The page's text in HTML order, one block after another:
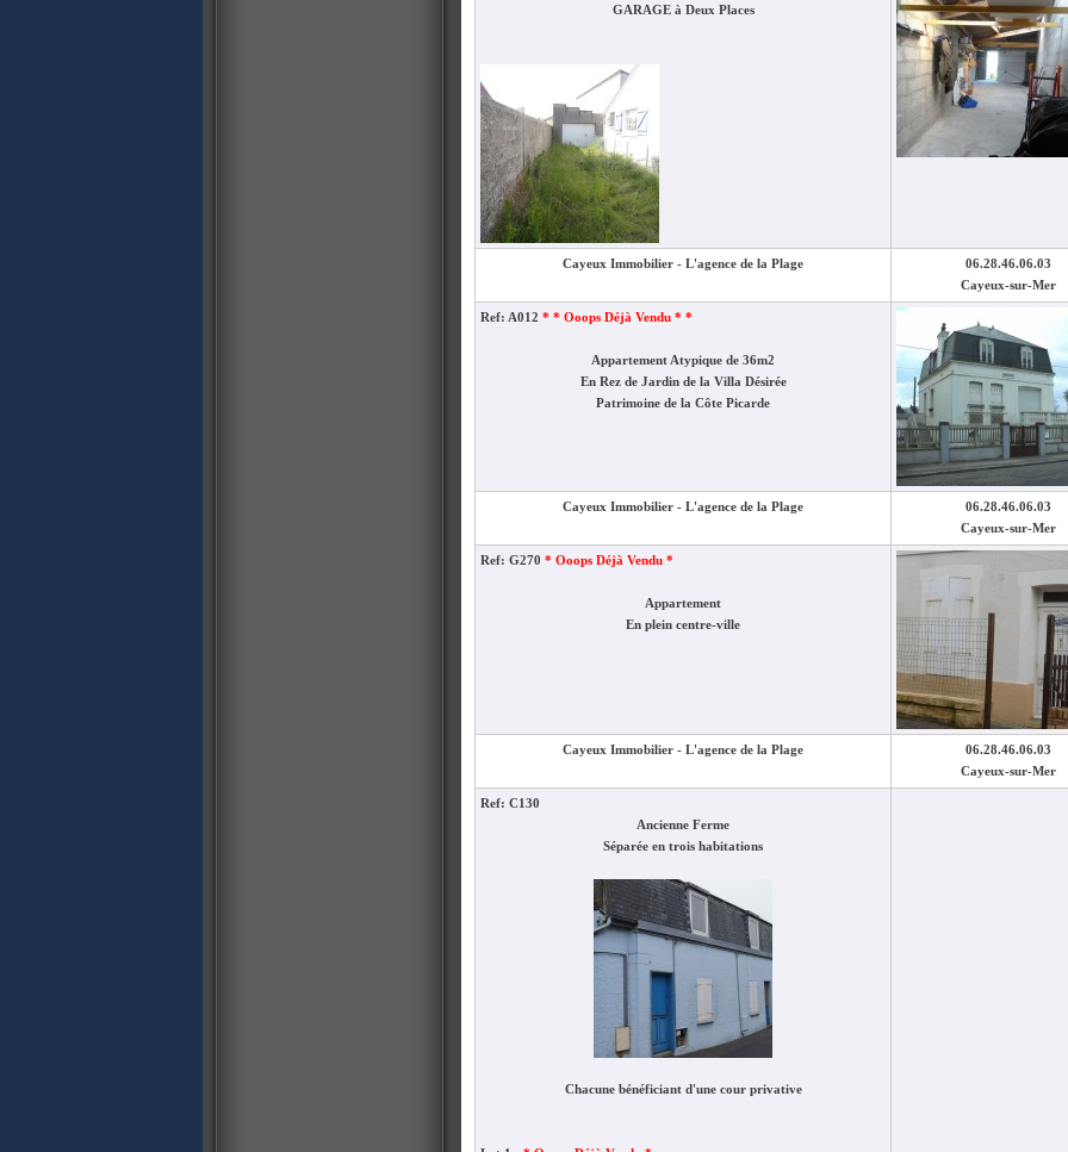
GARAGE à Deux Places
Cayeux Immobilier - L'agence de la Plage
06.28.46.06.03
Cayeux-sur-Mer
Ref: A012 * * Ooops Déjà Vendu * *
Appartement Atypique de 36m2
En Rez de Jardin de la Villa Désirée
Patrimoine de la Côte Picarde
Cayeux Immobilier - L'agence de la Plage
06.28.46.06.03
Cayeux-sur-Mer
Ref: G270 * Ooops Déjà Vendu *
Appartement
En plein centre-ville
Cayeux Immobilier - L'agence de la Plage
06.28.46.06.03
Cayeux-sur-Mer
Ref: C130
Ancienne Ferme
Séparée en trois habitations
Chacune bénéficiant d'une cour privative